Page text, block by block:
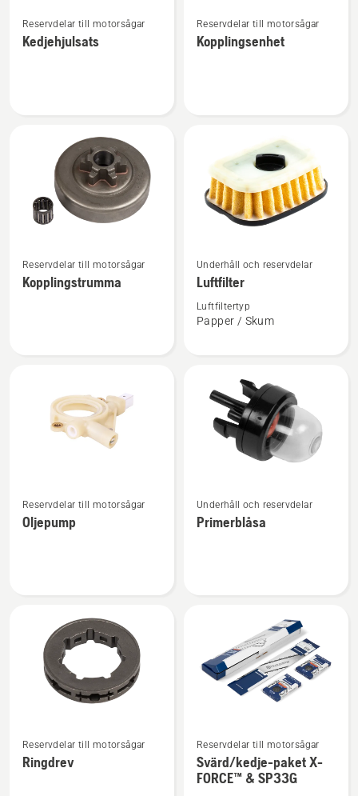
mer
information
Reservdelar till motorsågar
Kedjehjulsats
mer
information
Reservdelar till motorsågar
Kopplingsenhet
mer
information
Reservdelar till motorsågar
Kopplingstrumma
mer
information
om
Luftfilter
Underhåll och reservdelar
Luftfilter
Luftfiltertyp
Papper / Skum
mer
information
Reservdelar till motorsågar
Oljepump
mer
information
Underhåll och reservdelar
Primerblåsa
mer
information
Reservdelar till motorsågar
Ringdrev
mer
information
om
Reservdelar till motorsågar
Svärd/kedje-paket X-
FORCE™ & SP33G